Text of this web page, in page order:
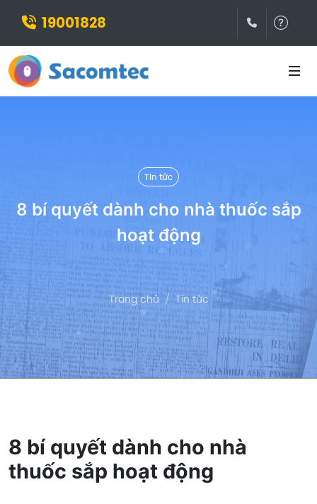
19001828
Tin tức
8 bí quyết dành cho nhà thuốc sắp
hoạt động
Trang chủ Tin tức
8 bí quyết dành cho nhà
thuốc sắp hoạt động